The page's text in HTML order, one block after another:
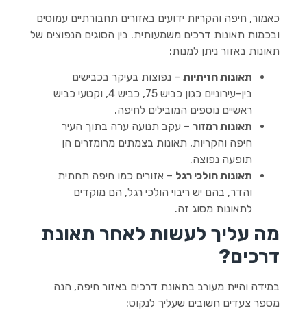
כאמור, חיפה והקריות ידועים באזורים תחבורתיים עמוסים
ובכמות תאונות דרכים משמעותית. בין הסוגים הנפוצים של
תאונות באזור ניתן למנות:
תאונות חזיתיות – נפוצות בעיקר בכבישים
בין-עירוניים כגון כביש 75, כביש 4, וקטעי כביש
ראשיים נוספים המובילים לחיפה.
תאונות רמזור – עקב תנועה ערה בתוך העיר
חיפה והקריות, תאונות בצמתים מרומזרים הן
תופעה נפוצה.
תאונות הולכי רגל – אזורים כמו חיפה תחתית
והדר, בהם יש ריבוי הולכי רגל, הם מוקדים
לתאונות מסוג זה.
מה עליך לעשות לאחר תאונת
דרכים?
במידה והיית מעורב בתאונת דרכים באזור חיפה, הנה
מספר צעדים חשובים שעליך לנקוט: